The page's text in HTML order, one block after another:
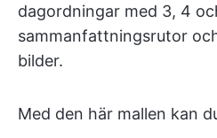
dagordningar med 3, 4
sammanfattningsrutor
bilder.
Med den här mallen kan